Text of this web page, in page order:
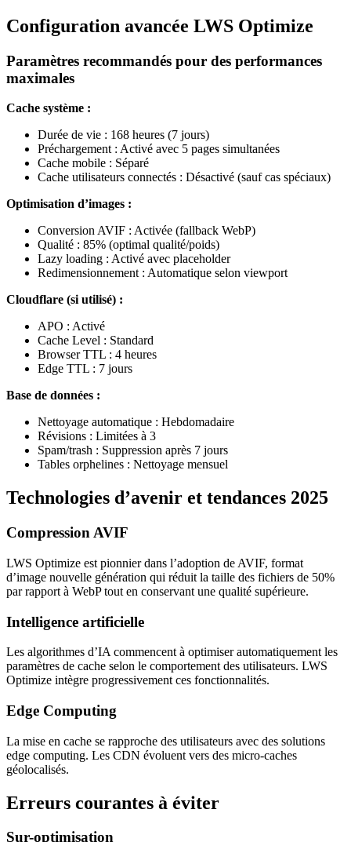
Configuration avancée LWS Optimize
Paramètres recommandés pour des performances
maximales
Cache système :
Durée de vie : 168 heures (7 jours)
Préchargement : Activé avec 5 pages simultanées
Cache mobile : Séparé
Cache utilisateurs connectés : Désactivé (sauf cas spéciaux)
Optimisation d’images :
Conversion AVIF : Activée (fallback WebP)
Qualité : 85% (optimal qualité/poids)
Lazy loading : Activé avec placeholder
Redimensionnement : Automatique selon viewport
Cloudflare (si utilisé) :
APO : Activé
Cache Level : Standard
Browser TTL : 4 heures
Edge TTL : 7 jours
Base de données :
Nettoyage automatique : Hebdomadaire
Révisions : Limitées à 3
Spam/trash : Suppression après 7 jours
Tables orphelines : Nettoyage mensuel
Technologies d’avenir et tendances 2025
Compression AVIF
LWS Optimize est pionnier dans l’adoption de AVIF, format
d’image nouvelle génération qui réduit la taille des fichiers de 50%
par rapport à WebP tout en conservant une qualité supérieure.
Intelligence artificielle
Les algorithmes d’IA commencent à optimiser automatiquement les
paramètres de cache selon le comportement des utilisateurs. LWS
Optimize intègre progressivement ces fonctionnalités.
Edge Computing
La mise en cache se rapproche des utilisateurs avec des solutions
edge computing. Les CDN évoluent vers des micro-caches
géolocalisés.
Erreurs courantes à éviter
Sur-optimisation